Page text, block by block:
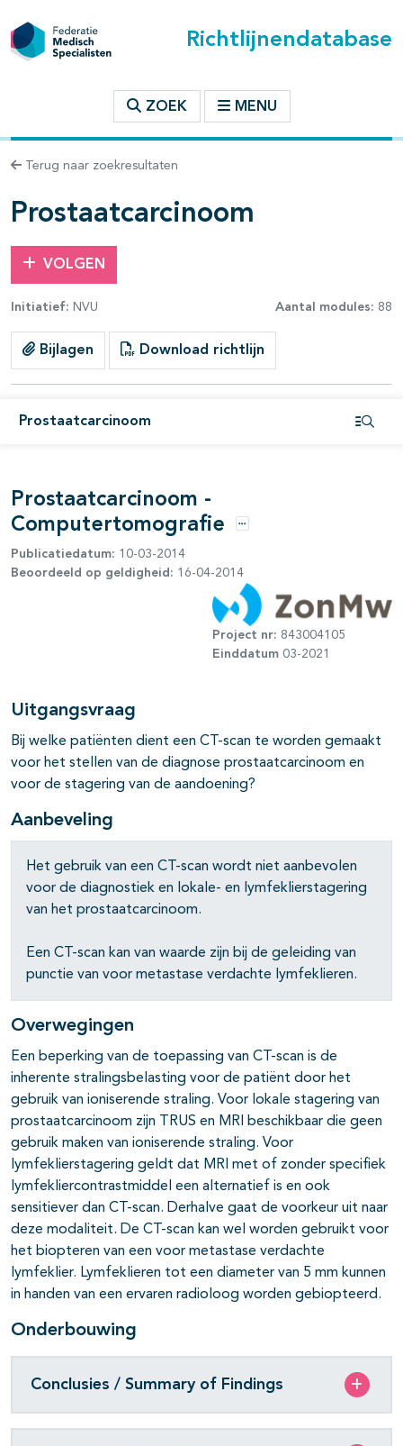
Richtlijnendatabase
ZOEK MENU
Terug naar zoekresultaten
Prostaatcarcinoom
VOLGEN
Initiatief: NVU Aantal modules: 88
Bijlagen Download richtlijn
Prostaatcarcinoom
binnen deze richtlijn
open- en dichtklappen
open- en dichtklappen
open- en dichtklappen
open- en dichtklappen
open- en dichtklappen
open- en dichtklappen
open- en dichtklappen
open- en dichtklappen
open- en dichtklappen
open- en dichtklappen
open- en dichtklappen
open- en dichtklappen
open- en dichtklappen
Prostaatcarcinoom -
Computertomografie
Opties
Publicatiedatum: 10-03-2014
Beoordeeld op geldigheid: 16-04-2014
Project nr: 843004105
Einddatum 03-2021
Uitgangsvraag
Bij welke patiënten dient een CT-scan te worden gemaakt
voor het stellen van de diagnose prostaatcarcinoom en
voor de stagering van de aandoening?
Aanbeveling
Het gebruik van een CT-scan wordt niet aanbevolen
voor de diagnostiek en lokale- en lymfeklierstagering
van het prostaatcarcinoom.
Een CT-scan kan van waarde zijn bij de geleiding van
punctie van voor metastase verdachte lymfeklieren.
Overwegingen
Een beperking van de toepassing van CT-scan is de
inherente stralingsbelasting voor de patiënt door het
gebruik van ioniserende straling. Voor lokale stagering van
prostaatcarcinoom zijn TRUS en MRI beschikbaar die geen
gebruik maken van ioniserende straling. Voor
lymfeklierstagering geldt dat MRI met of zonder specifiek
lymfekliercontrastmiddel een alternatief is en ook
sensitiever dan CT-scan. Derhalve gaat de voorkeur uit naar
deze modaliteit. De CT-scan kan wel worden gebruikt voor
het biopteren van een voor metastase verdachte
lymfeklier. Lymfeklieren tot een diameter van 5 mm kunnen
in handen van een ervaren radioloog worden gebiopteerd.
Onderbouwing
Conclusies / Summary of Findings